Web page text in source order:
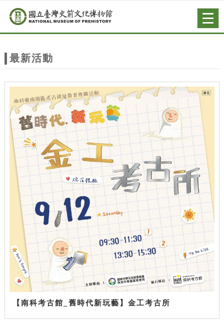
站
主
題
跳到主要內容
網站導覽
最新活動
【南科考古館_舊時代新玩藝】金工考古所